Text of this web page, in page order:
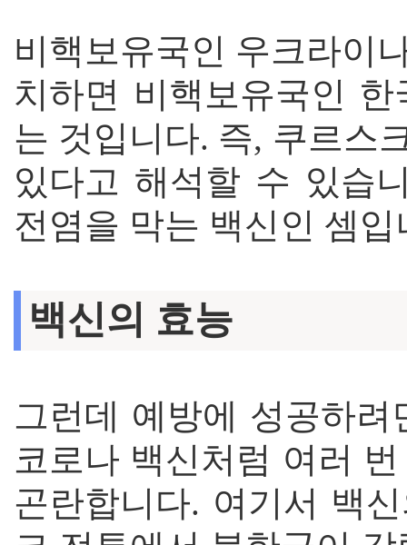
비핵보유국인 우크라이
치하면 비핵보유국인
는 것입니다. 즉, 쿠르스
있다고 해석할 수 있습
전염을 막는 백신인 셈
백신의 효능
그런데 예방에 성공하
코로나 백신처럼 여러
곤란합니다. 여기서 백